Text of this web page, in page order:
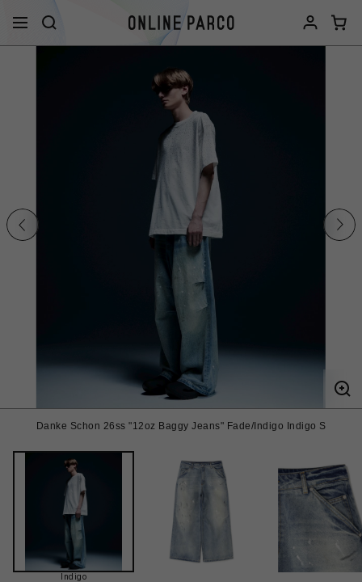
Danke Schon 26ss "12oz Baggy Jeans" Fade/Indigo Indigo S
Indigo